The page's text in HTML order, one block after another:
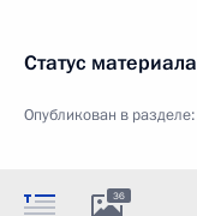
Статус материала
Опубликован в разделе:
36